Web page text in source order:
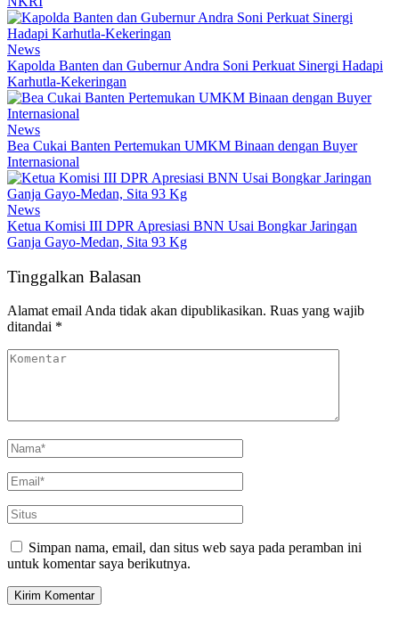
News
Kapolda Banten dan Gubernur Andra Soni Perkuat Sinergi Hadapi
Karhutla-Kekeringan
News
Bea Cukai Banten Pertemukan UMKM Binaan dengan Buyer
Internasional
News
Ketua Komisi III DPR Apresiasi BNN Usai Bongkar Jaringan
Ganja Gayo-Medan, Sita 93 Kg
Tinggalkan Balasan
Alamat email Anda tidak akan dipublikasikan. Ruas yang wajib
ditandai *
Simpan nama, email, dan situs web saya pada peramban ini
untuk komentar saya berikutnya.